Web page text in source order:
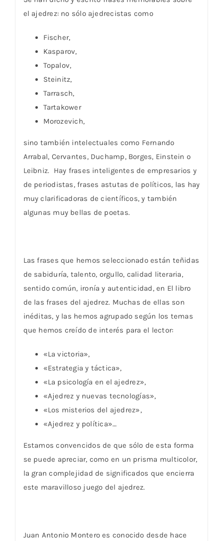
el ajedrez: no sólo ajedrecistas como
Fischer,
Kasparov,
Topalov,
Steinitz,
Tarrasch,
Tartakower
Morozevich,
sino también intelectuales como Fernando
Arrabal, Cervantes, Duchamp, Borges, Einstein o
Leibniz. Hay frases inteligentes de empresarios y
de periodistas, frases astutas de políticos, las hay
muy clarificadoras de científicos, y también
algunas muy bellas de poetas.
Las frases que hemos seleccionado están teñidas
de sabiduría, talento, orgullo, calidad literaria,
sentido común, ironía y autenticidad, en El libro
de las frases del ajedrez. Muchas de ellas son
inéditas, y las hemos agrupado según los temas
que hemos creído de interés para el lector:
«La victoria»,
«Estrategia y táctica»,
«La psicología en el ajedrez»,
«Ajedrez y nuevas tecnologías»,
«Los misterios del ajedrez»,
«Ajedrez y política»…
Estamos convencidos de que sólo de esta forma
se puede apreciar, como en un prisma multicolor,
la gran complejidad de significados que encierra
este maravilloso juego del ajedrez.
Juan Antonio Montero es conocido desde hace